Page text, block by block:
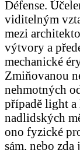
Défense.
viditelným
mezi
výtvory a
mechanické
Zmiňovanou
nehmotných
případě light a
nadlidských
ono fyzické
sám, nebo